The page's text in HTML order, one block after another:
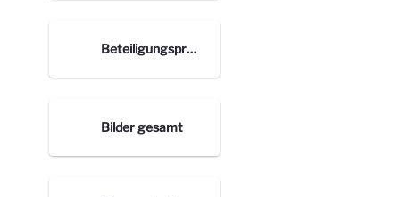
Beteiligungsprozess nach Orten
Bilder gesamt